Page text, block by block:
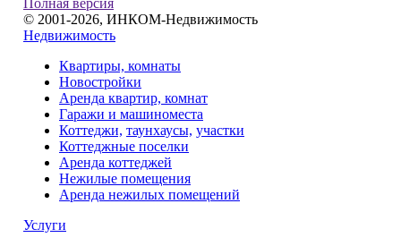
© 2001-2026, ИНКОМ-Недвижимость
Недвижимость
Квартиры, комнаты
Новостройки
Аренда квартир, комнат
Гаражи и машиноместа
Коттеджи, таунхаусы, участки
Коттеджные поселки
Аренда коттеджей
Нежилые помещения
Аренда нежилых помещений
Услуги